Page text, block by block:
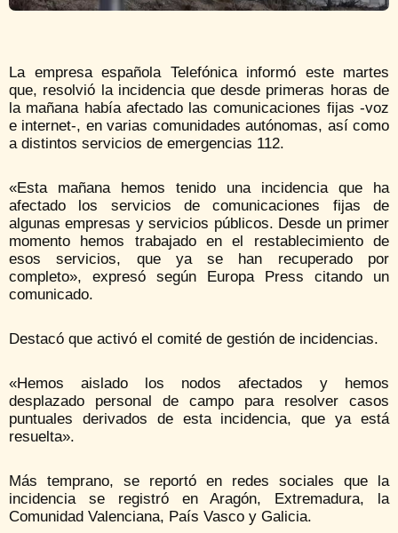
La empresa española Telefónica informó este martes
que, resolvió la incidencia que desde primeras horas de
la mañana había afectado las comunicaciones fijas -voz
e internet-, en varias comunidades autónomas, así como
a distintos servicios de emergencias 112.
«Esta mañana hemos tenido una incidencia que ha
afectado los servicios de comunicaciones fijas de
algunas empresas y servicios públicos. Desde un primer
momento hemos trabajado en el restablecimiento de
esos servicios, que ya se han recuperado por
completo», expresó según Europa Press citando un
comunicado.
Destacó que activó el comité de gestión de incidencias.
«Hemos aislado los nodos afectados y hemos
desplazado personal de campo para resolver casos
puntuales derivados de esta incidencia, que ya está
resuelta».
Más temprano, se reportó en redes sociales que la
incidencia se registró en Aragón, Extremadura, la
Comunidad Valenciana, País Vasco y Galicia.